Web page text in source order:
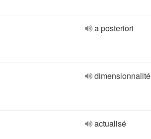
a posteriori
dimensionnalité
actualisé